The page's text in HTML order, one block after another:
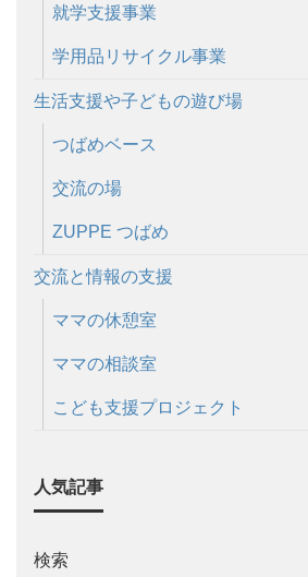
就学支援事業
学用品リサイクル事業
生活支援や子どもの遊び場
つばめベース
交流の場
ZUPPE つばめ
交流と情報の支援
ママの休憩室
ママの相談室
こども支援プロジェクト
人気記事
検索